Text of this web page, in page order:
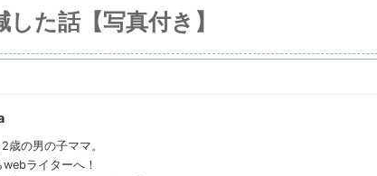
た話【写真付き】
歳の男の子ママ。
ライターへ！